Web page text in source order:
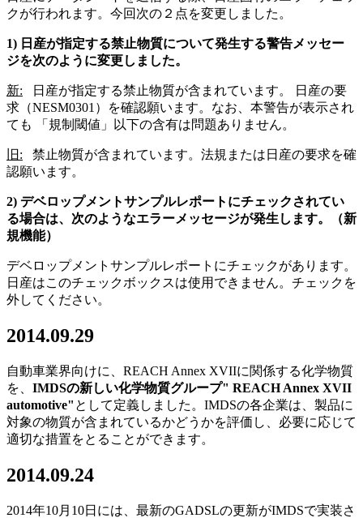
クが行われます。今回次の２点を変更しました。
1) 日産が指定する禁止物質について発生する警告メッセー
ジを次のように変更しました。
新: 日産が指定する禁止物質が含まれています。 日産の要
求（NESM0301）を確認願います。なお、本警告が表示され
ても 「規制閾値」以下の含有は問題ありません。
旧: 禁止物質が含まれています。法規または日産の要求を確
認願います。
2) デベロップメントサンプルレポートにチェックされてい
る場合は、次のようなエラーメッセージが発生します。（新
規機能）
デベロップメントサンプルレポートにチェックがあります。
日産はこのチェックボックスは使用できません。チェックを
外してください。
2014.09.29
自動車業界向けに、REACH Annex XVIIに関係する化学物質
を、 IMDSの新しい化学物質グループ" REACH Annex XVII
automotive" として定義しました。IMDSの各企業は、製品に
対象の物質が含まれているかどうかを評価し、必要に応じて
適切な措置をとることができます。
2014.09.24
2014年10月10日には、最新のGADSLの更新がIMDSで実装さ